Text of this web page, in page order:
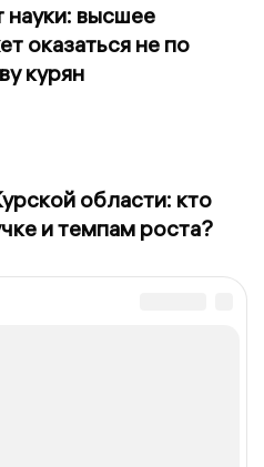
науки: высшее
оказаться не по
курян
области: кто
и темпам роста?